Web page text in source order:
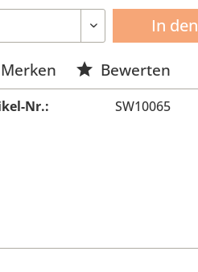
In den
Merken Bewerten
Nr.: SW10065